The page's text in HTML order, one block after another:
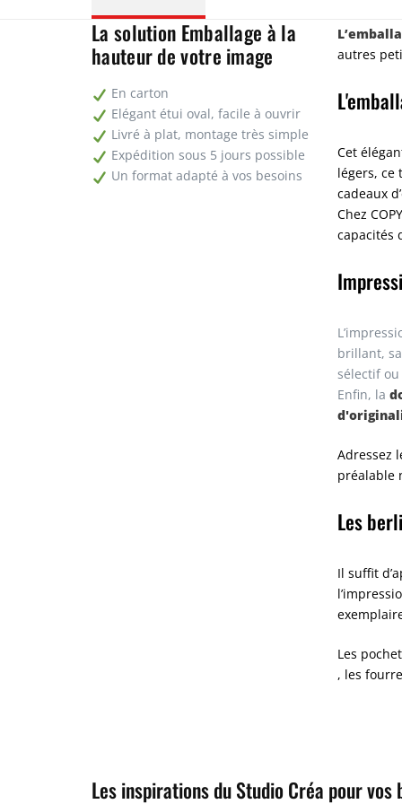
La solution Emballage à la
hauteur de votre image
En carton
Elégant étui oval, facile à ouvrir
Livré à plat, montage très simple
Expédition sous 5 jours possible
Un format adapté à vos besoins
autres
Cet
légers, ce
cadeaux
Chez
capacités
brillant,
sélectif
Enfin, la
Adressez
préalable
Les
Il suffit
Les
, les
Les inspirations du Studio Créa pour